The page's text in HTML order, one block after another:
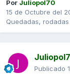
Por Juliopol70
15 de Octubre del
Quedadas,
Publicado